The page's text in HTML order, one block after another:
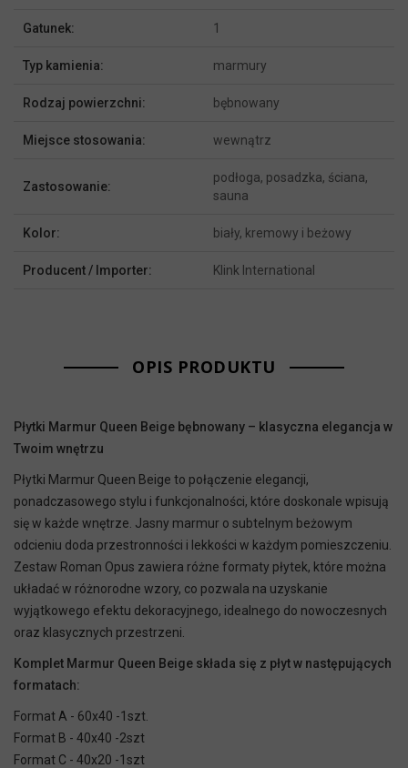
Gatunek: 1
Typ kamienia: marmury
Rodzaj powierzchni: bębnowany
Miejsce stosowania: wewnątrz
Zastosowanie:
podłoga, posadzka, ściana,
sauna
Kolor: biały, kremowy i beżowy
Producent / Importer: Klink International
OPIS PRODUKTU
Płytki Marmur Queen Beige bębnowany – klasyczna elegancja w
Twoim wnętrzu
Płytki Marmur Queen Beige to połączenie elegancji,
ponadczasowego stylu i funkcjonalności, które doskonale wpisują
się w każde wnętrze. Jasny marmur o subtelnym beżowym
odcieniu doda przestronności i lekkości w każdym pomieszczeniu.
Zestaw Roman Opus zawiera różne formaty płytek, które można
układać w różnorodne wzory, co pozwala na uzyskanie
wyjątkowego efektu dekoracyjnego, idealnego do nowoczesnych
oraz klasycznych przestrzeni.
Komplet Marmur Queen Beige składa się z płyt w następujących
formatach:
Format A - 60x40 -1szt.
Format B - 40x40 -2szt
Format C - 40x20 -1szt